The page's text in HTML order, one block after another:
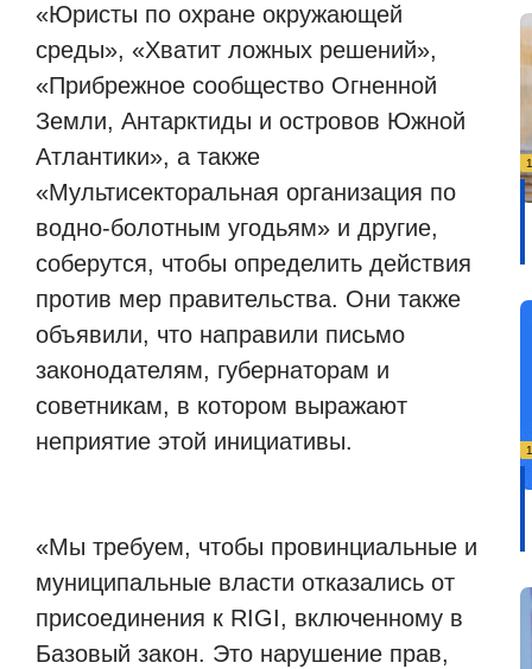
«Юристы по охране окружающей
среды», «Хватит ложных решений»,
«Прибрежное сообщество Огненной
Земли, Антарктиды и островов Южной
Атлантики», а также
«Мультисекторальная организация по
водно-болотным угодьям» и другие,
соберутся, чтобы определить действия
против мер правительства. Они также
объявили, что направили письмо
законодателям, губернаторам и
советникам, в котором выражают
неприятие этой инициативы.
«Мы требуем, чтобы провинциальные и
муниципальные власти отказались от
присоединения к RIGI, включенному в
Базовый закон. Это нарушение прав,